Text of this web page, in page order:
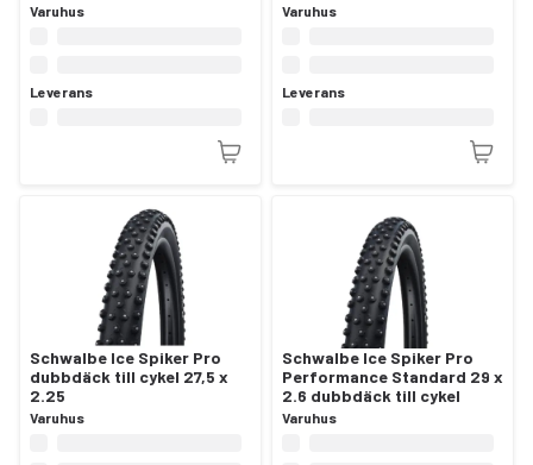
Varuhus
Leverans
Varuhus
Leverans
Schwalbe Ice Spiker Pro
dubbdäck till cykel 27,5 x
2.25
Varuhus
Schwalbe Ice Spiker Pro
Performance Standard 29 x
2.6 dubbdäck till cykel
Varuhus